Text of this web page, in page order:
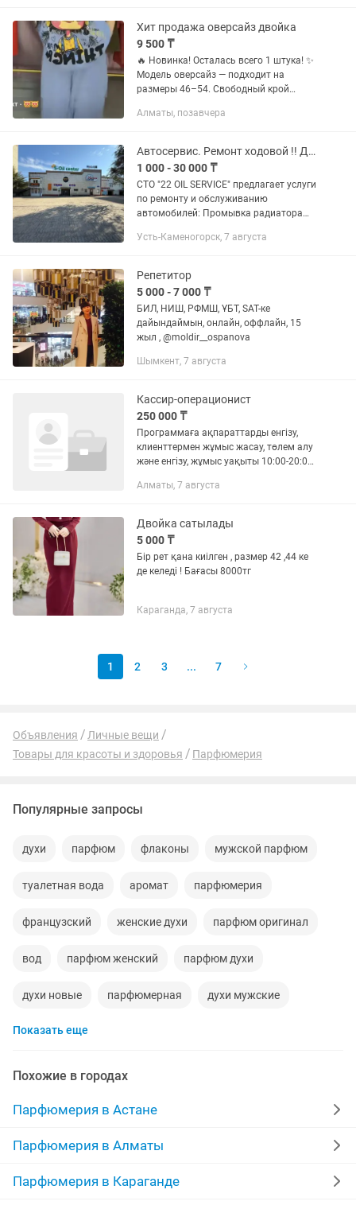
Хит продажа оверсайз двойка
9 500 ₸
🔥 Новинка! Осталась всего 1 штука! ✨
Модель оверсайз — подходит на
размеры 46–54. Свободный крой
фигуры. 💥 Хит продаж! Успейте
Алматы, позавчера
Автосервис. Ремонт ходовой !! Диагностика СТО в Усть-Каменогорске
1 000 - 30 000 ₸
СТО "22 OIL SERVICE" предлагает услуги
по ремонту и обслуживанию
автомобилей: Промывка радиатора
системы охлаждения Ремонт ходовой
Усть-Каменогорск, 7 августа
Репетитор
5 000 - 7 000 ₸
БИЛ, НИШ, РФМШ, ҰБТ, SAT-ке
дайындаймын, онлайн, оффлайн, 15
жыл , @moldir__ospanova
Шымкент, 7 августа
Кассир-операционист
250 000 ₸
Программаға ақпараттарды енгізу,
клиенттермен жұмыс жасау, төлем алу
және енгізу, жұмыс уақыты 10:00-20:00,
дейін
Алматы, 7 августа
Двойка сатылады
5 000 ₸
Бір рет қана киілген , размер 42 ,44 ке
де келеді ! Бағасы 8000тг
Караганда, 7 августа
1 2 3 ... 7
Объявления
Личные вещи
Товары для красоты и здоровья
Парфюмерия
Популярные запросы
духи парфюм флаконы мужской парфюм
туалетная вода аромат парфюмерия
французский женские духи парфюм оригинал
вод парфюм женский парфюм духи
духи новые парфюмерная духи мужские
мужской аромат
набор для мужчин
original парф порфюм
запах туалетный для
Показать еще
Похожие в городах
Парфюмерия в Астане
Парфюмерия в Алматы
Парфюмерия в Караганде